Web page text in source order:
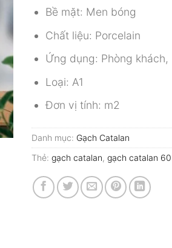
Bề mặt: Men bóng
Chất liệu: Porcelain
Ứng dụng: Phòng khách,
Loại: A1
Đơn vị tính: m2
Danh mục: Gạch Catalan
Thẻ:gạch catalan,gạch catalan